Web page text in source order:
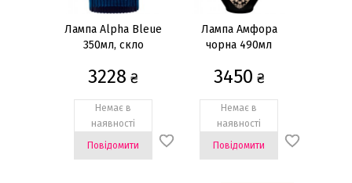
Лампа Alpha Bleue
350мл, скло
3228 ₴
Немає в
наявності
Повідомити
Лампа Амфора
чорна 490мл
3450 ₴
Немає в
наявності
Повідомити